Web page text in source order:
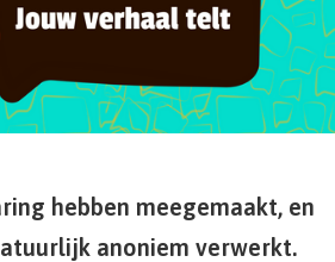
hebben meegemaakt, en
anoniem verwerkt.